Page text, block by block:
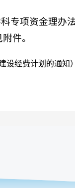
专项资金理
件。
设经费计划的通知